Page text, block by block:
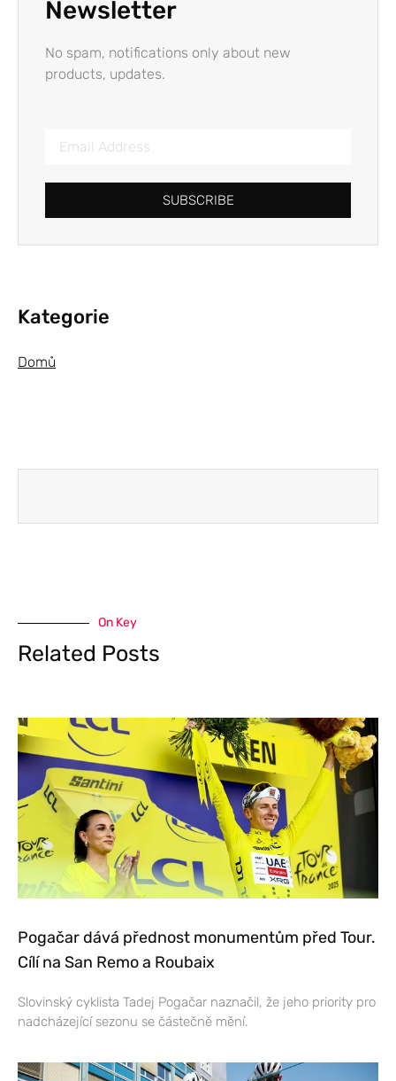
Newsletter
No spam, notifications only about new
products, updates.
SUBSCRIBE
Kategorie
Domů
On Key
Related Posts
Pogačar dává přednost monumentům před Tour.
Cílí na San Remo a Roubaix
Slovinský cyklista Tadej Pogačar naznačil, že jeho priority pro
nadcházející sezonu se částečně mění.